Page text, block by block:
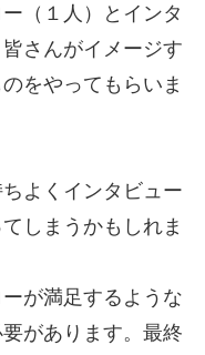
（１人）とインタ
さんがイメージす
をやってもらいま
よくインタビュー
しまうかもしれま
が満足するような
があります。最終